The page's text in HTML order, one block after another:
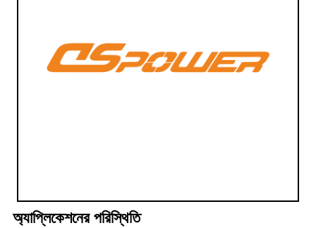
অ্যাপ্লিকেশনের পরিস্থিতি